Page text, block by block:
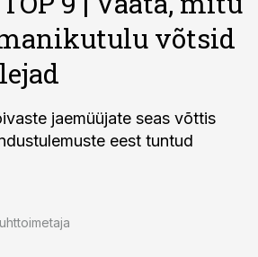
võtsid
jaemüüjate seas võttis
eest tuntud